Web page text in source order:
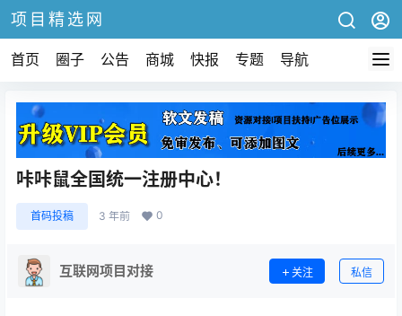
项目精选网
首页 圈子 公告 商城 快报 专题 导航
咔咔鼠全国统一注册中心！
首码投稿 3 年前 0
互联网项目对接 关注 私信